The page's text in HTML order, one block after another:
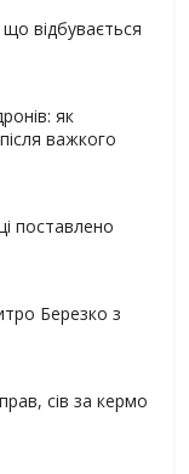
що відбувається
як
важкого
поставлено
Березко з
сів за кермо